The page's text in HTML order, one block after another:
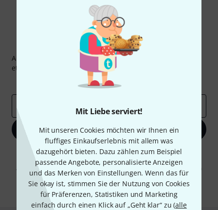
Mit Liebe serviert!
Mit unseren Cookies möchten wir Ihnen ein
fluffiges Einkaufserlebnis mit allem was
dazugehört bieten. Dazu zählen zum Beispiel
passende Angebote, personalisierte Anzeigen
und das Merken von Einstellungen. Wenn das für
Sie okay ist, stimmen Sie der Nutzung von Cookies
für Präferenzen, Statistiken und Marketing
einfach durch einen Klick auf „Geht klar“ zu (alle
Thomann Newsletter
Abonniere den Thomann Newsletter und gewinne mit
etwas Glück einen von
50 Gutscheinen
Inspirierende Beiträge
Deals
Jetzt anmelden
Mit Klick auf „Jetzt anmelden“ stimmen Sie dem Erhalt von E-Mail-
Werbung und einer Messung des E-Mail-Nutzungsverhaltens zu. Die
Abmeldung ist jederzeit möglich. Weitere Informationen finden Sie in
unserenDatenschutzhinweisen.
* Pflichtfeld